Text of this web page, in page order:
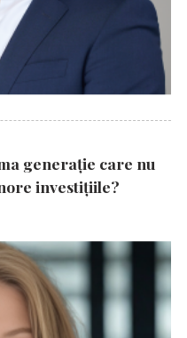
generație care nu
investițiile?